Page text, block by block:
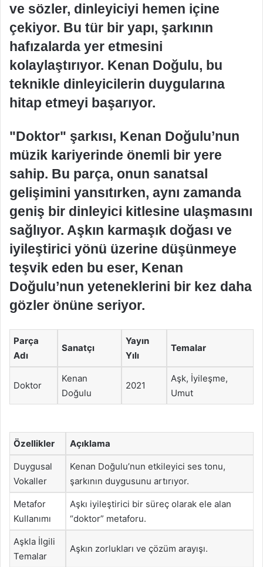
ve sözler, dinleyiciyi hemen içine
çekiyor. Bu tür bir yapı, şarkının
hafızalarda yer etmesini
kolaylaştırıyor. Kenan Doğulu, bu
teknikle dinleyicilerin duygularına
hitap etmeyi başarıyor.
"Doktor" şarkısı, Kenan Doğulu’nun
müzik kariyerinde önemli bir yere
sahip. Bu parça, onun sanatsal
gelişimini yansıtırken, aynı zamanda
geniş bir dinleyici kitlesine ulaşmasını
sağlıyor. Aşkın karmaşık doğası ve
iyileştirici yönü üzerine düşünmeye
teşvik eden bu eser, Kenan
Doğulu’nun yeteneklerini bir kez daha
gözler önüne seriyor.
Parça
Adı
Sanatçı
Yayın
Yılı
Temalar
Doktor
Kenan
Doğulu
2021
Aşk, İyileşme,
Umut
Özellikler Açıklama
Duygusal
Vokaller
Kenan Doğulu’nun etkileyici ses tonu,
şarkının duygusunu artırıyor.
Metafor
Kullanımı
Aşkı iyileştirici bir süreç olarak ele alan
“doktor” metaforu.
Aşkla İlgili
Temalar
Aşkın zorlukları ve çözüm arayışı.